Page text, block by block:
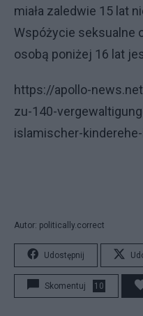
miała zaledwie 15 lat
Wspóżycie seksualne
osobą poniżej 16 lat
https://apollo-
zu-140-
islamischer-
Autor: politically.correct
Udostępnij
Skomentuj 10